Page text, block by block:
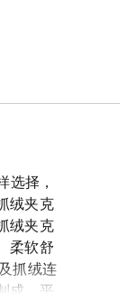
选择，
绒夹克
绒夹克
柔软舒
抓绒连
成，平